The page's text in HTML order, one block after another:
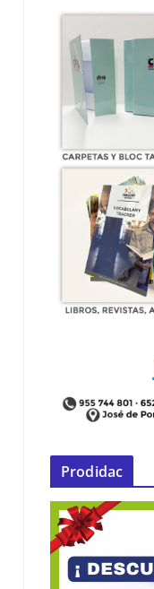
Prodidac